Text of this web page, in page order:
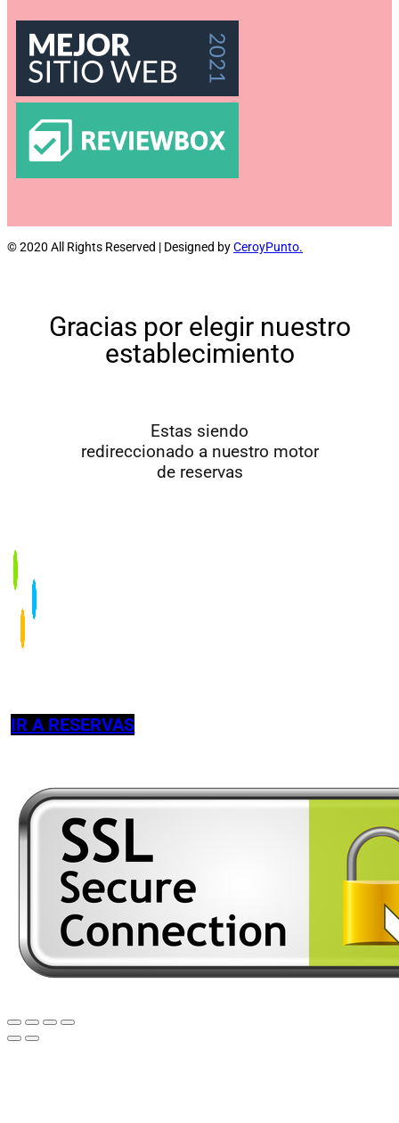
© 2020 All Rights Reserved | Designed byCeroyPunto.
Gracias por elegir nuestro
establecimiento
Estas siendo
redireccionado a nuestro motor
de reservas
IR A RESERVAS